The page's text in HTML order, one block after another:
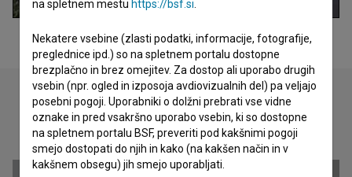
Oglejte si
na spletnem mestu https://bsf.si
Nekatere vsebine (zlasti podatki, informacije, fotografije,
preglednice ipd.) so na spletnem portalu dostopne
brezplačno in brez omejitev. Za dostop ali uporabo drugih
vsebin (npr. ogled in izposoja avdiovizualnih del) pa veljajo
posebni pogoji. Uporabniki o dolžni prebrati vse vidne
oznake in pred vsakršno uporabo vsebin, ki so dostopne
na spletnem portalu BSF, preveriti pod kakšnimi pogoji
smejo dostopati do njih in kako (na kakšen način in v
kakšnem obsegu) jih smejo uporabljati.